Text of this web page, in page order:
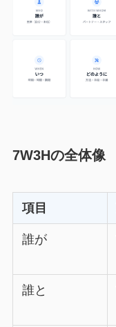
7W3Hの全体像
項目
誰が
誰と